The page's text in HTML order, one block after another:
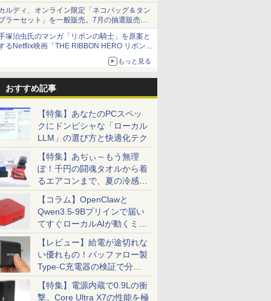
ルディ、オンライン限定「ネコバッグ＆タン
ラーセット」を一般販売。7月の抽選販売の
選無効分
塚治虫氏のマンガ「リボンの騎士」を原案と
るNetflix映画「THE RIBBON HERO リボンヒ
もっと見る
おすすめ記事
【特集】あなたのPCスペッ
クにドンピシャな「ローカル
LLM」の選び方と快適化テク
【特集】あぢぃ～もう無理
ぽ！千円の闘魂タオルから着
るエアコンまで、夏の冷感グ
ッズ一挙紹介
【コラム】OpenClawと
Qwen3.5-9Bプリインで届い
てすぐローカルAIが動くミニ
PC「SER9 Pro」
【レビュー】給電が途切れな
い優れもの！バッファロー製
Type-C充電器の検証で分か
ったこと
【特集】電源内蔵で0.9Lの衝
撃。Core Ultra X7の性能を極